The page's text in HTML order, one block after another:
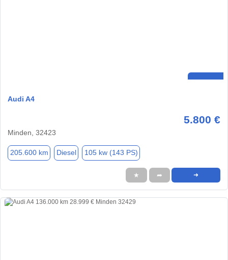
Audi A4
5.800 €
Minden, 32423
205.600 km Diesel 105 kw (143 PS)
★ ➦ ➜